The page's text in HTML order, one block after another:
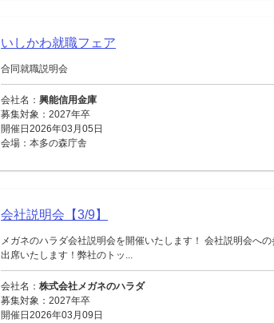
いしかわ就職フェア
合同就職説明会
会社名： 興能信用金庫
募集対象：2027年卒
開催日2026年03月05日
会場：本多の森庁舎
会社説明会【3/9】
メガネのハラダ会社説明会を開催いたします！ 会社説明会へ
出席いたします！弊社のトッ...
会社名： 株式会社メガネのハラダ
募集対象：2027年卒
開催日2026年03月09日